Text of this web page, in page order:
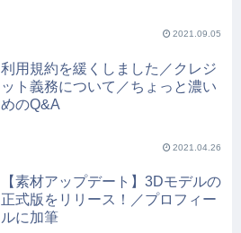
2021.09.05
利用規約を緩くしました／クレジ
ット義務について／ちょっと濃い
めのQ&A
2021.04.26
【素材アップデート】3Dモデルの
正式版をリリース！／プロフィー
ルに加筆